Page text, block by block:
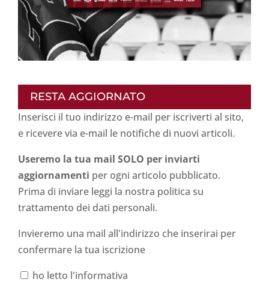
RESTA AGGIORNATO
Inserisci il tuo indirizzo e-mail per iscriverti al sito,
e ricevere via e-mail le notifiche di nuovi articoli.
Useremo la tua mail SOLO per inviarti
aggiornamenti per ogni articolo pubblicato.
Prima di inviare leggi la nostra politica su
trattamento dei dati personali.
Invieremo una mail all'indirizzo che inserirai per
confermare la tua iscrizione
ho letto l'informativa